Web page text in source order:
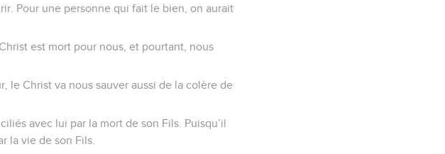
Pour une personne qui fait le bien, on aurait
est mort pour nous, et pourtant, nous
le Christ va nous sauver aussi de la colère de
avec lui par la mort de son Fils. Puisqu’il
la vie de son Fils.